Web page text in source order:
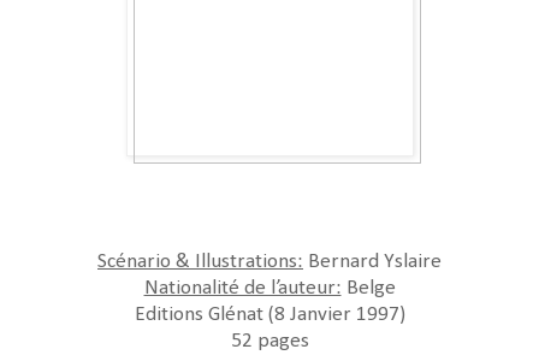
Scénario & Illustrations: Bernard Yslaire
Nationalité de l’auteur: Belge
Editions Glénat (8 Janvier 1997)
52 pages